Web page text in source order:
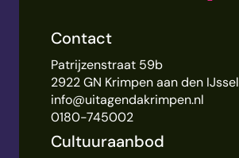
Contact
Patrijzenstraat 59b
2922 GN Krimpen aan den IJssel
info@uitagendakrimpen.nl
0180-745002
Cultuuraanbod